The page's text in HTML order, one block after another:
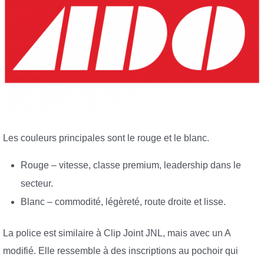
Les couleurs principales sont le rouge et le blanc.
Rouge – vitesse, classe premium, leadership dans le
secteur.
Blanc – commodité, légèreté, route droite et lisse.
La police est similaire à Clip Joint JNL, mais avec un A
modifié. Elle ressemble à des inscriptions au pochoir qui